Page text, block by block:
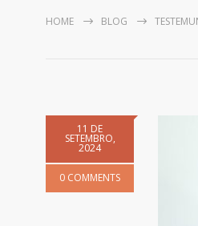
HOME BLOG
11 DE
SETEMBRO,
2024
0 COMMENTS